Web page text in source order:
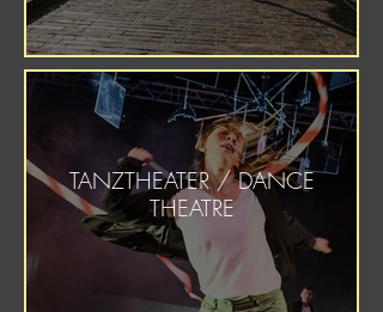
TANZTHEATER / DANCE
THEATRE